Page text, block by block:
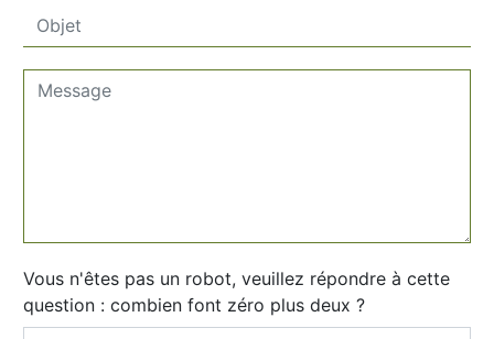
Vous n'êtes pas un robot, veuillez répondre à cette
question : combien font zéro plus deux ?